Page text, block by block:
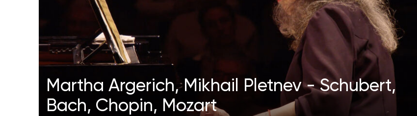
Martha Argerich, Mikhail Pletnev - Schubert,
Bach, Chopin, Mozart